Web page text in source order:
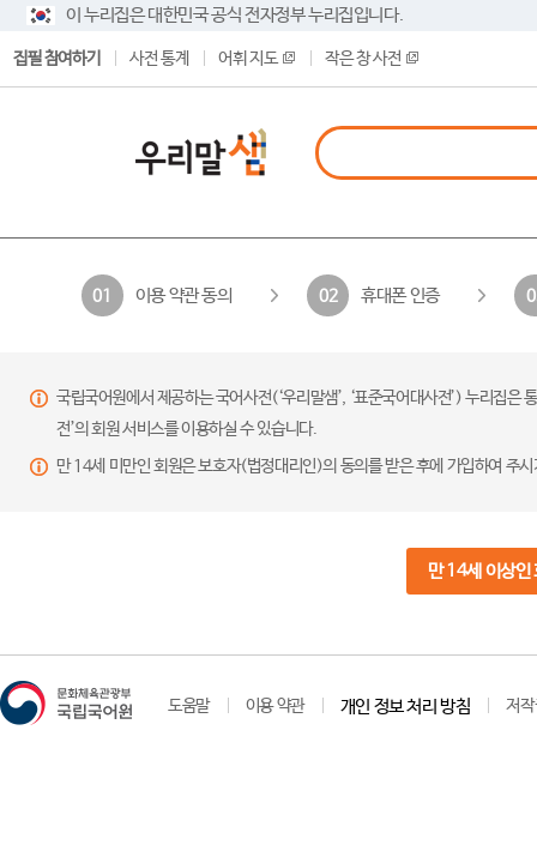
이 누리집은 대한민국 공식 전자정부 누리집입니다.
집필 참여하기 사전 통계 어휘 지도 작은 창 사전
01 이용 약관 동의 02 휴대폰 인증
국립국어원에서 제공하는 국어사전(‘우리말샘’, ‘표준국어대사전’) 누리집
전’의 회원 서비스를 이용하실 수 있습니다.
만 14세 미만인 회원은 보호자(법정대리인)의 동의를 받은 후에 가입하여 주
만 14세 이상인
도움말 이용 약관 개인 정보 처리 방침 저